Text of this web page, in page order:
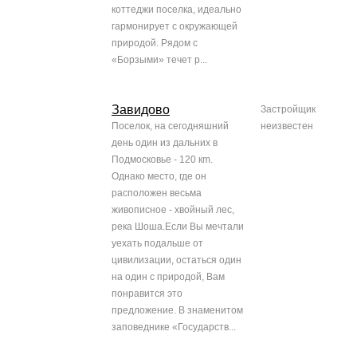
коттеджи поселка, идеально
гармонирует с окружающей
природой. Рядом с
«Борзыми» течет р...
Завидово
Поселок, на сегодняшний
день один из дальних в
Подмосковье - 120 кm.
Однако место, где он
расположен весьма
живописное - хвойный лес,
река Шоша.Если Вы мечтали
уехать подальше от
цивилизации, остаться один
на один с природой, Вам
понравится это
предложение. В знаменитом
заповеднике «Государств...
Застройщик
неизвестен